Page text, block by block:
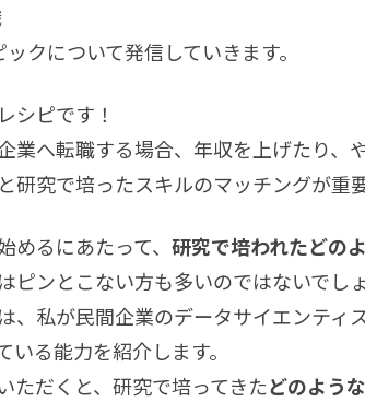
クについて発信していきます。
シピです！
業へ転職する場合、年収を上げたり、
研究で培ったスキルのマッチングが重
めるにあたって、 研究で培われたどの
ピンとこない方も多いのではないでし
、私が民間企業のデータサイエンティ
いる能力を紹介します。
ただくと、研究で培ってきたどのよう